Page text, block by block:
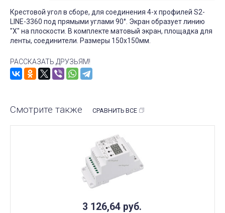
Крестовой угол в сборе, для соединения 4-х профилей S2-
LINE-3360 под прямыми углами 90°. Экран образует линию
"Х" на плоскости. В комплекте матовый экран, площадка для
ленты, соединители. Размеры 150х150мм.
РАССКАЗАТЬ ДРУЗЬЯМ!
Смотрите также СРАВНИТЬ ВСЕ
3 126,64 руб.